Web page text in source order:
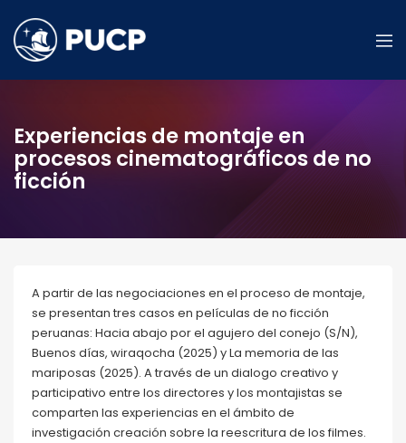
Experiencias de montaje en
procesos cinematográficos de no
ficción
A partir de las negociaciones en el proceso de montaje,
se presentan tres casos en películas de no ficción
peruanas: Hacia abajo por el agujero del conejo (S/N),
Buenos días, wiraqocha (2025) y La memoria de las
mariposas (2025). A través de un dialogo creativo y
participativo entre los directores y los montajistas se
comparten las experiencias en el ámbito de
investigación creación sobre la reescritura de los filmes.